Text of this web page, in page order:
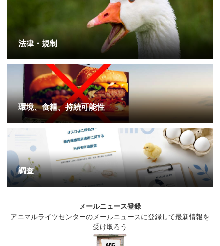
法律・規制
環境、食糧、持続可能性
調査
メールニュース登録
アニマルライツセンターのメールニュースに登録して最新情報を
受け取ろう